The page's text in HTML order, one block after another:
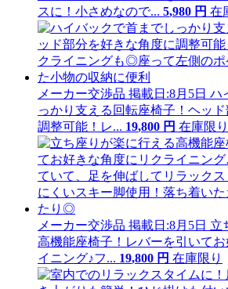
スに！小さめなので... 5,980 円 在
メーカー交渉品 掲載日:8月5日 ハ
っかり支える回転座椅子！ヘッ
調整可能！レ... 19,800 円 在庫限り
メーカー交渉品 掲載日:8月5日 立
高機能座椅子！レバーを引いて
イニング♪フ... 19,800 円 在庫限り